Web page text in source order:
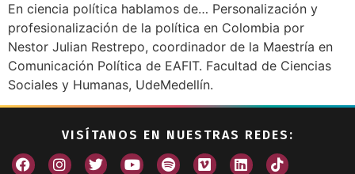
En ciencia política hablamos de… Personalización y
profesionalización de la política en Colombia por
Nestor Julian Restrepo, coordinador de la Maestría en
Comunicación Política de EAFIT. Facultad de Ciencias
Sociales y Humanas, UdeMedellín.
VISÍTANOS EN NUESTRAS REDES: